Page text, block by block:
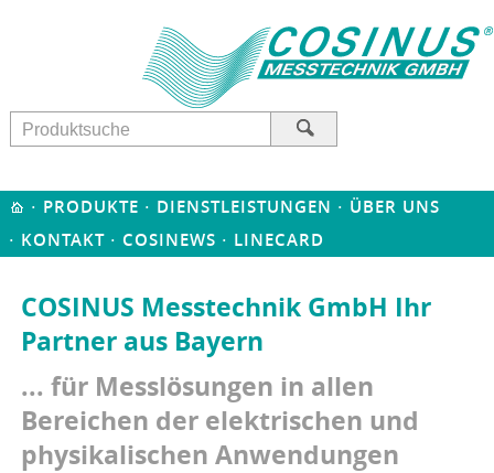
· PRODUKTE · DIENSTLEISTUNGEN · ÜBER UNS
· KONTAKT · COSINEWS · LINECARD
COSINUS Messtechnik GmbH Ihr
Partner aus Bayern
... für Messlösungen in allen
Bereichen der elektrischen und
physikalischen Anwendungen